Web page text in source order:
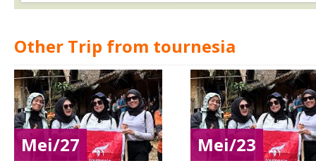
Other Trip from tournesia
Mei/27 Mei/23